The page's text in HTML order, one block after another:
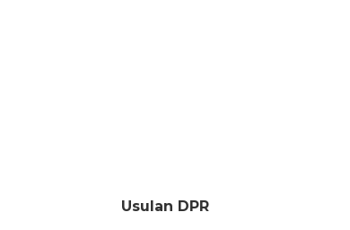
Usulan DPR